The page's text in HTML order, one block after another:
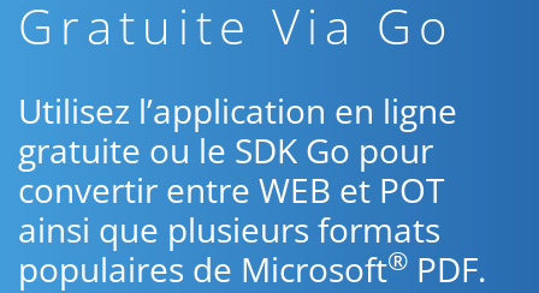
Gratuite Via Go
Utilisez l’application en ligne
gratuite ou le SDK Go pour
convertir entre WEB et POT
ainsi que plusieurs formats
populaires de Microsoft® PDF.